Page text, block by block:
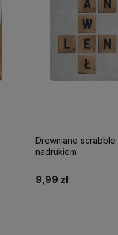
Drewniane scrabble
nadrukiem
9,99 zł